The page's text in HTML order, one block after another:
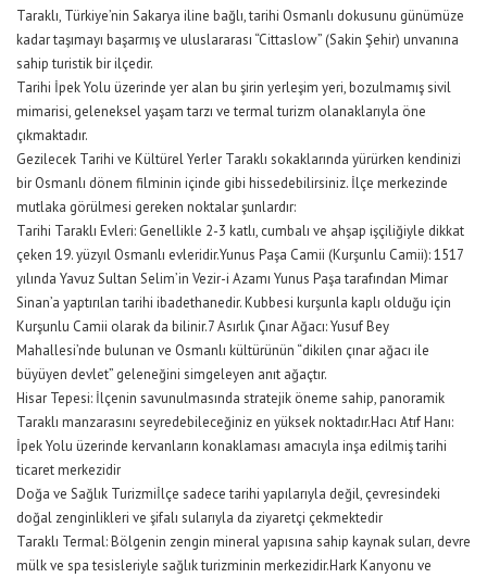
Taraklı, Türkiye’nin Sakarya iline bağlı, tarihi Osmanlı dokusunu günümüze
kadar taşımayı başarmış ve uluslararası “Cittaslow” (Sakin Şehir) unvanına
sahip turistik bir ilçedir.
Tarihi İpek Yolu üzerinde yer alan bu şirin yerleşim yeri, bozulmamış sivil
mimarisi, geleneksel yaşam tarzı ve termal turizm olanaklarıyla öne
çıkmaktadır.
Gezilecek Tarihi ve Kültürel Yerler Taraklı sokaklarında yürürken kendinizi
bir Osmanlı dönem filminin içinde gibi hissedebilirsiniz. İlçe merkezinde
mutlaka görülmesi gereken noktalar şunlardır:
Tarihi Taraklı Evleri: Genellikle 2-3 katlı, cumbalı ve ahşap işçiliğiyle dikkat
çeken 19. yüzyıl Osmanlı evleridir.Yunus Paşa Camii (Kurşunlu Camii): 1517
yılında Yavuz Sultan Selim’in Vezir-i Azamı Yunus Paşa tarafından Mimar
Sinan’a yaptırılan tarihi ibadethanedir. Kubbesi kurşunla kaplı olduğu için
Kurşunlu Camii olarak da bilinir.7 Asırlık Çınar Ağacı: Yusuf Bey
Mahallesi’nde bulunan ve Osmanlı kültürünün “dikilen çınar ağacı ile
büyüyen devlet” geleneğini simgeleyen anıt ağaçtır.
Hisar Tepesi: İlçenin savunulmasında stratejik öneme sahip, panoramik
Taraklı manzarasını seyredebileceğiniz en yüksek noktadır.Hacı Atıf Hanı:
İpek Yolu üzerinde kervanların konaklaması amacıyla inşa edilmiş tarihi
ticaret merkezidir
Doğa ve Sağlık Turizmiİlçe sadece tarihi yapılarıyla değil, çevresindeki
doğal zenginlikleri ve şifalı sularıyla da ziyaretçi çekmektedir
Taraklı Termal: Bölgenin zengin mineral yapısına sahip kaynak suları, devre
mülk ve spa tesisleriyle sağlık turizminin merkezidir.Hark Kanyonu ve